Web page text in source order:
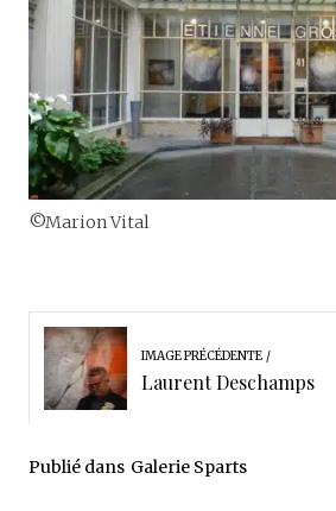
©Marion Vital
IMAGE PRÉCÉDENTE
Laurent Deschamps
Publié dans Galerie Sparts